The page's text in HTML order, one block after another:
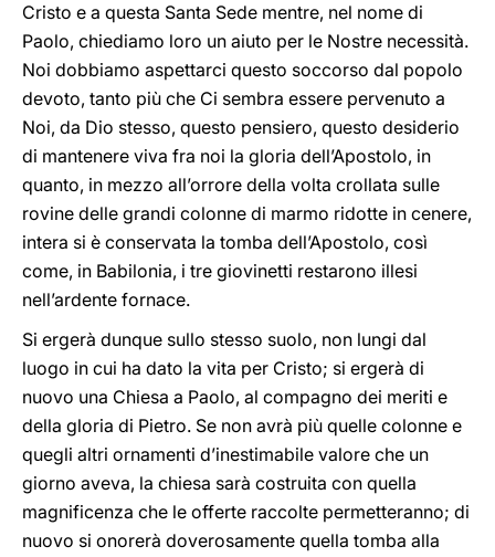
Cristo e a questa Santa Sede mentre, nel nome di
Paolo, chiediamo loro un aiuto per le Nostre necessità.
Noi dobbiamo aspettarci questo soccorso dal popolo
devoto, tanto più che Ci sembra essere pervenuto a
Noi, da Dio stesso, questo pensiero, questo desiderio
di mantenere viva fra noi la gloria dell’Apostolo, in
quanto, in mezzo all’orrore della volta crollata sulle
rovine delle grandi colonne di marmo ridotte in cenere,
intera si è conservata la tomba dell’Apostolo, così
come, in Babilonia, i tre giovinetti restarono illesi
nell’ardente fornace.
Si ergerà dunque sullo stesso suolo, non lungi dal
luogo in cui ha dato la vita per Cristo; si ergerà di
nuovo una Chiesa a Paolo, al compagno dei meriti e
della gloria di Pietro. Se non avrà più quelle colonne e
quegli altri ornamenti d’inestimabile valore che un
giorno aveva, la chiesa sarà costruita con quella
magnificenza che le offerte raccolte permetteranno; di
nuovo si onorerà doverosamente quella tomba alla